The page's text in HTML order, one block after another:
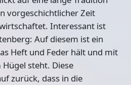
vorgeschichtlicher Zeit
. Interessant ist
Auf diesem ist ein
Heft und Feder hält und mit
steht. Diese
zurück, dass in die